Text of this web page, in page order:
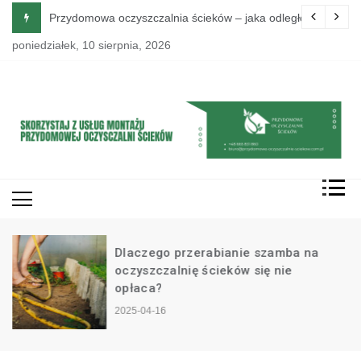
content
działania przydomowej oczyszczalni ścieków
Przydomowa oczyszczalnia ścieków – jaka odległość od
poniedziałek, 10 sierpnia, 2026
Dlaczego przerabianie szamba na
oczyszczalnię ścieków się nie
opłaca?
2025-04-16